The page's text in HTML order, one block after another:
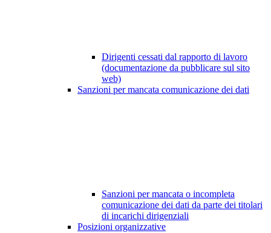
Dirigenti cessati dal rapporto di lavoro
(documentazione da pubblicare sul sito
web)
Sanzioni per mancata comunicazione dei dati
Sanzioni per mancata o incompleta
comunicazione dei dati da parte dei titolari
di incarichi dirigenziali
Posizioni organizzative